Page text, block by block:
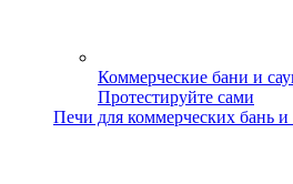
Коммерческие бани и
Протестируйте сами
Печи для коммерческих бань и